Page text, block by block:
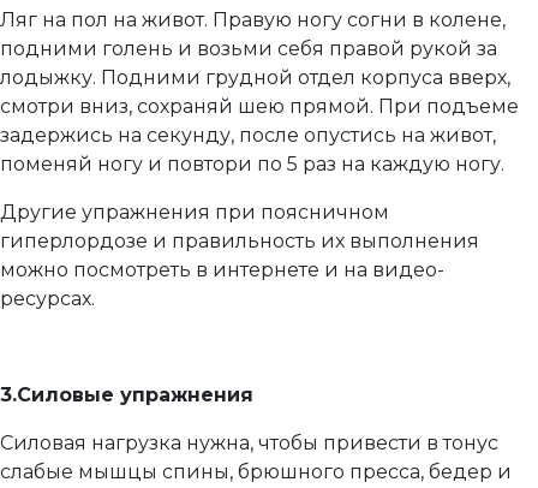
Ляг на пол на живот. Правую ногу согни в колене,
подними голень и возьми себя правой рукой за
лодыжку. Подними грудной отдел корпуса вверх,
смотри вниз, сохраняй шею прямой. При подъеме
задержись на секунду, после опустись на живот,
поменяй ногу и повтори по 5 раз на каждую ногу.
Другие упражнения при поясничном
гиперлордозе и правильность их выполнения
можно посмотреть в интернете и на видео-
ресурсах.
3.Силовые упражнения
Силовая нагрузка нужна, чтобы привести в тонус
слабые мышцы спины, брюшного пресса, бедер и